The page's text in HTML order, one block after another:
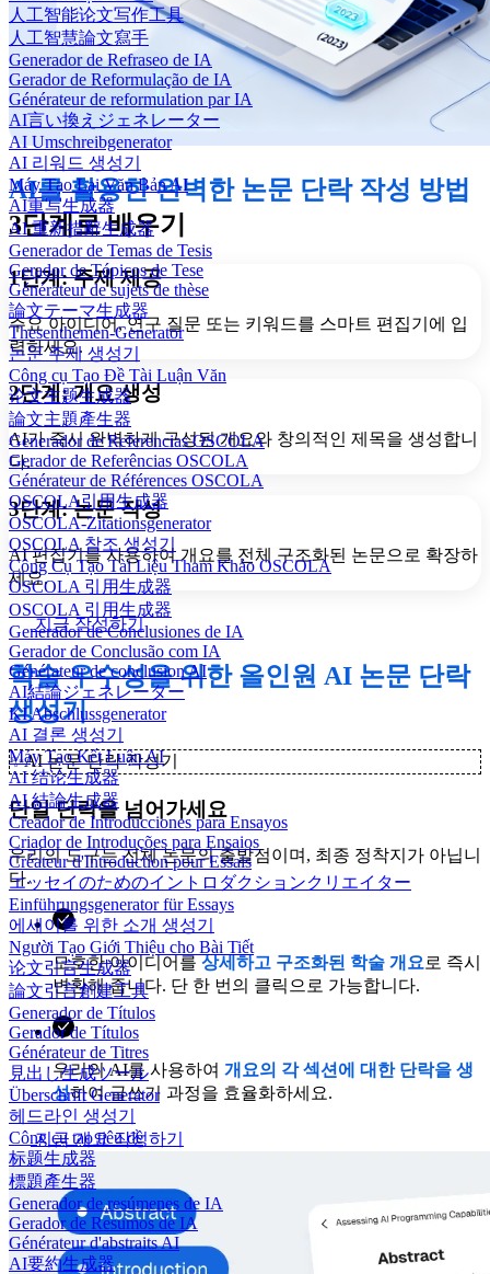
人工智能论文写作工具
人工智慧論文寫手
Generador de Refraseo de IA
Gerador de Reformulação de IA
Générateur de reformulation par IA
AI言い換えジェネレーター
AI Umschreibgenerator
AI 리워드 생성기
Máy Tạo Lại Văn Bản AI
AI重写生成器
AI 重新措辭生成器
Generador de Temas de Tesis
Gerador de Tópicos de Tese
Générateur de sujets de thèse
論文テーマ生成器
Thesenthemen-Generator
논문 주제 생성기
Công cụ Tạo Đề Tài Luận Văn
论文主题生成器
論文主題產生器
Generador de Referencias OSCOLA
Gerador de Referências OSCOLA
Générateur de Références OSCOLA
OSCOLA引用生成器
OSCOLA-Zitationsgenerator
OSCOLA 참조 생성기
Công Cụ Tạo Tài Liệu Tham Khảo OSCOLA
OSCOLA 引用生成器
OSCOLA 引用生成器
Generador de Conclusiones de IA
Gerador de Conclusão com IA
Générateur de conclusion AI
AI結論ジェネレーター
KI Abschlussgenerator
AI 결론 생성기
Máy Tạo Kết Luận AI
AI 结论生成器
AI 結論生成器
Creador de Introducciones para Ensayos
Criador de Introduções para Ensaios
Créateur d'Introduction pour Essais
エッセイのためのイントロダクションクリエイター
Einführungsgenerator für Essays
에세이를 위한 소개 생성기
Người Tạo Giới Thiệu cho Bài Tiết
论文引言生成器
論文引言創建工具
Generador de Títulos
Gerador de Títulos
Générateur de Titres
見出し生成ツール
Überschrift Generator
헤드라인 생성기
Công cụ tạo tiêu đề
标题生成器
標題產生器
Generador de resúmenes de IA
Gerador de Resumos de IA
Générateur d'abstraits AI
AI要約生成器
AI를 활용한 완벽한 논문 단락 작성 방법
3단계로 배우기
1단계: 주제 제공
주요 아이디어, 연구 질문 또는 키워드를 스마트 편집기에 입
력하세요.
2단계: 개요 생성
AI가 즉시 완벽하게 구성된 개요와 창의적인 제목을 생성합니
다.
3단계: 논문 작성
AI 편집기를 사용하여 개요를 전체 구조화된 논문으로 확장하
세요.
지금 작성하기
학술 우수성을 위한 올인원 AI 논문 단락
생성기
✨AI 논문 단락 작성기
단일 단락을 넘어가세요
우리의 도구는 전체 논문의 출발점이며, 최종 정착지가 아닙니
다.
모호한 아이디어를 상세하고 구조화된 학술 개요 로 즉시
변환해 줍니다. 단 한 번의 클릭으로 가능합니다.
우리의 AI를 사용하여 개요의 각 섹션에 대한 단락을 생
성하여 글쓰기 과정을 효율화하세요.
지금 개요 작성하기